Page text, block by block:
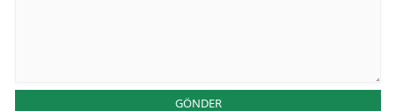
GÖNDER